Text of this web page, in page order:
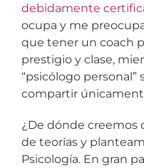
debidamente
ocupa y me
que tener un coach
prestigio y clase,
“psicólogo personal”
compartir
¿De dónde creemos
de teorías y
Psicología. En gran